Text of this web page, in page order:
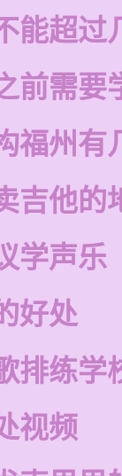
能超过
前需要
福州有
吉他的
学声乐
好处
排练学
视频